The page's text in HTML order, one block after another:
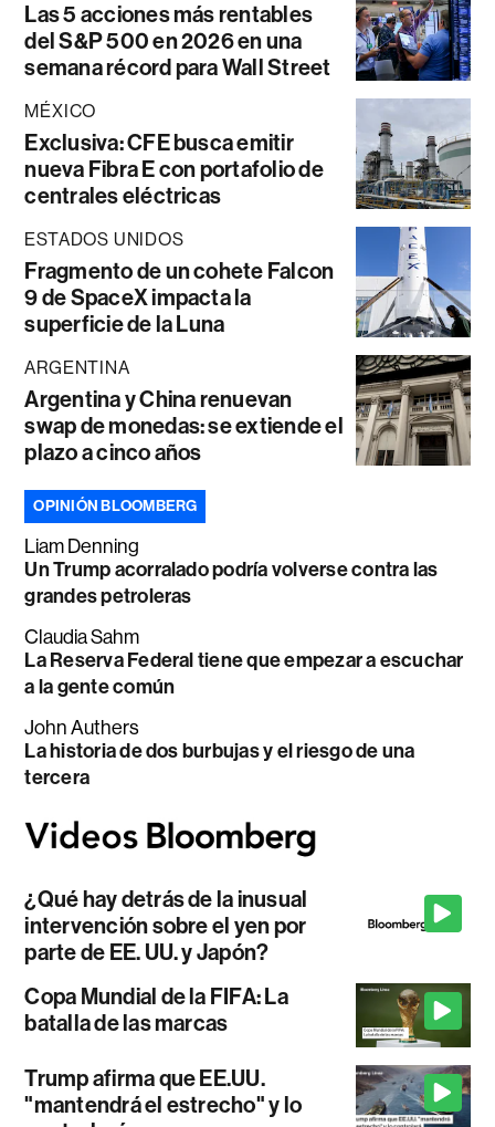
Las 5 acciones más rentables
del S&P 500 en 2026 en una
semana récord para Wall Street
MÉXICO
Exclusiva: CFE busca emitir
nueva Fibra E con portafolio de
centrales eléctricas
ESTADOS UNIDOS
Fragmento de un cohete Falcon
9 de SpaceX impacta la
superficie de la Luna
ARGENTINA
Argentina y China renuevan
swap de monedas: se extiende el
plazo a cinco años
OPINIÓN BLOOMBERG
Liam Denning
Un Trump acorralado podría volverse contra las
grandes petroleras
Claudia Sahm
La Reserva Federal tiene que empezar a escuchar
a la gente común
John Authers
La historia de dos burbujas y el riesgo de una
tercera
¿Qué hay detrás de la inusual
intervención sobre el yen por
parte de EE. UU. y Japón?
Copa Mundial de la FIFA: La
batalla de las marcas
Trump afirma que EE.UU.
"mantendrá el estrecho" y lo